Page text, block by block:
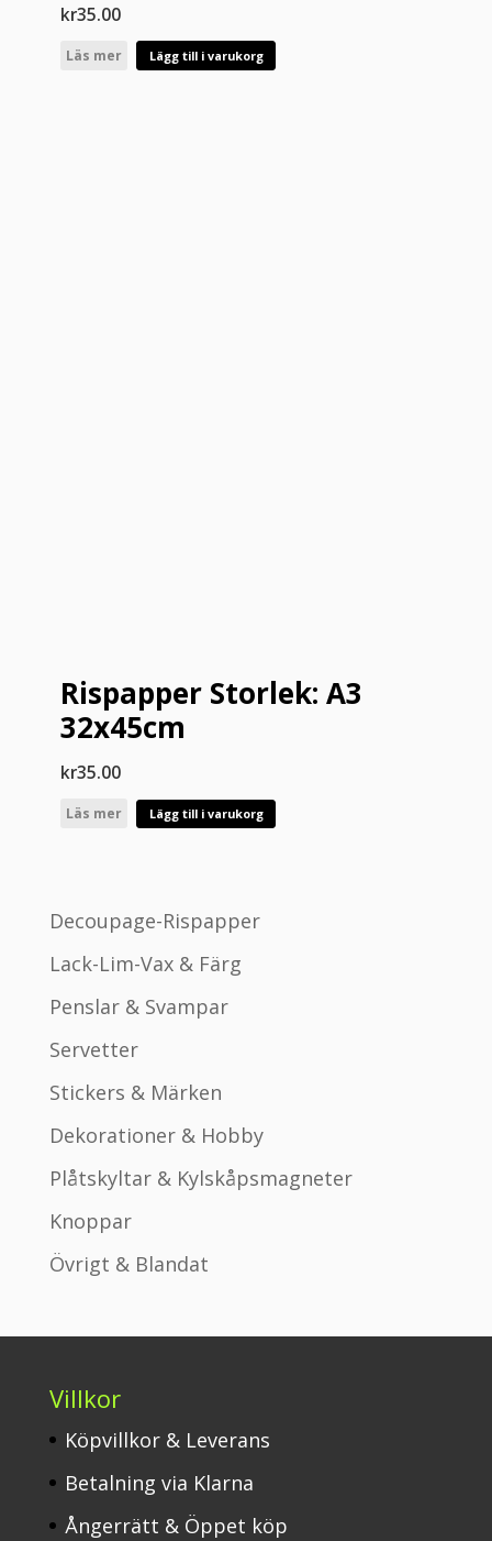
kr35.00
Läs mer Lägg till i varukorg
Rispapper Storlek: A3
32x45cm
kr35.00
Läs mer Lägg till i varukorg
Decoupage-Rispapper
Lack-Lim-Vax & Färg
Penslar & Svampar
Servetter
Stickers & Märken
Dekorationer & Hobby
Plåtskyltar & Kylskåpsmagneter
Knoppar
Övrigt & Blandat
Villkor
Köpvillkor & Leverans
Betalning via Klarna
Ångerrätt & Öppet köp